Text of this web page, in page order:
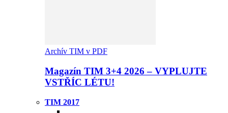
Archív TIM v PDF
Magazín TIM 3+4 2026 – VYPLUJTE
VSTŘÍC LÉTU!
TIM 2017